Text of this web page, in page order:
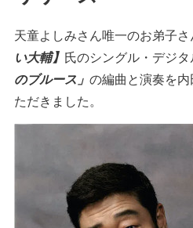
天童よしみさん唯一のお弟子
い大輔】 氏のシングル・デジ
のブルース」 の編曲と演奏を
ただきました。